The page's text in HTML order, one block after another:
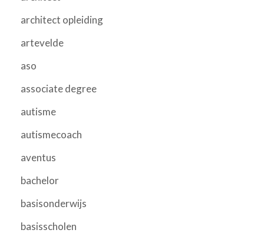
architect opleiding
artevelde
aso
associate degree
autisme
autismecoach
aventus
bachelor
basisonderwijs
basisscholen